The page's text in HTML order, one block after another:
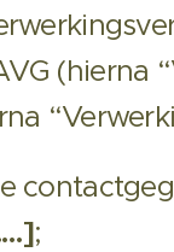
(hierna
;